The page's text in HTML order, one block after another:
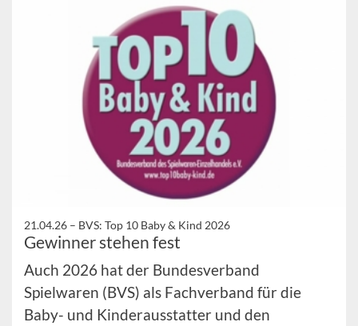
21.04.26 – BVS: Top 10 Baby & Kind 2026
Gewinner stehen fest
Auch 2026 hat der Bundesverband
Spielwaren (BVS) als Fachverband für die
Baby- und Kinderausstatter und den